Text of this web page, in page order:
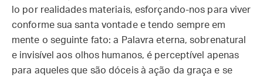
lo por realidades materiais, esforçando-nos para viver
conforme sua santa vontade e tendo sempre em
mente o seguinte fato: a Palavra eterna, sobrenatural
e invisível aos olhos humanos, é perceptível apenas
para aqueles que são dóceis à ação da graça e se